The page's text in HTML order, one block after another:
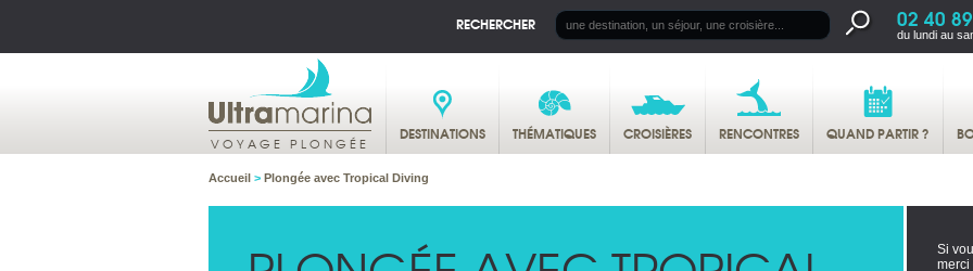
RECHERCHER 02 40
du lundi au
VOYAGE PLONGÉE DESTINATIONS THÉMATIQUES CROISIÈRES RENCONTRES QUAND PARTIR ?
Accueil > Plongée avec Tropical Diving
Si
merci